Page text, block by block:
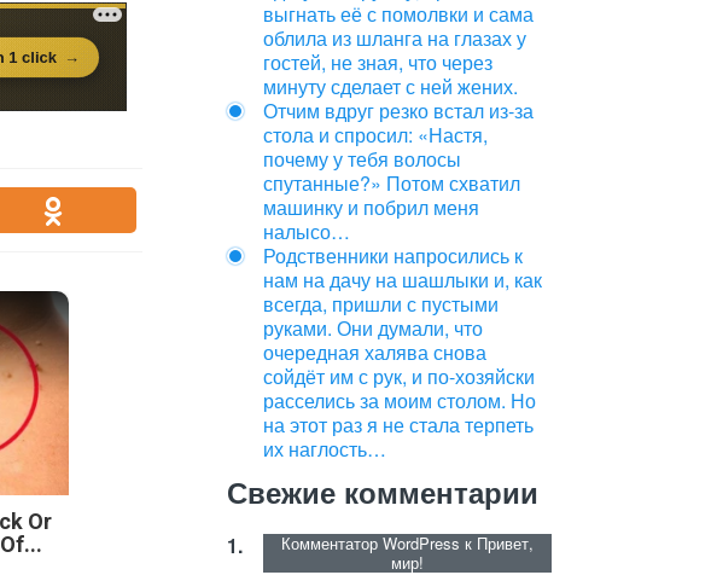
Or
выгнать её с помолвки и сама
облила из шланга на глазах у
гостей, не зная, что через
минуту сделает с ней жених.
Отчим вдруг резко встал из‑за
стола и спросил: «Настя,
почему у тебя волосы
спутанные?» Потом схватил
машинку и побрил меня
налысо…
Родственники напросились к
нам на дачу на шашлыки и, как
всегда, пришли с пустыми
руками. Они думали, что
очередная халява снова
сойдёт им с рук, и по-хозяйски
расселись за моим столом. Но
на этот раз я не стала терпеть
их наглость…
Свежие комментарии
Комментатор WordPress к Привет,
мир!